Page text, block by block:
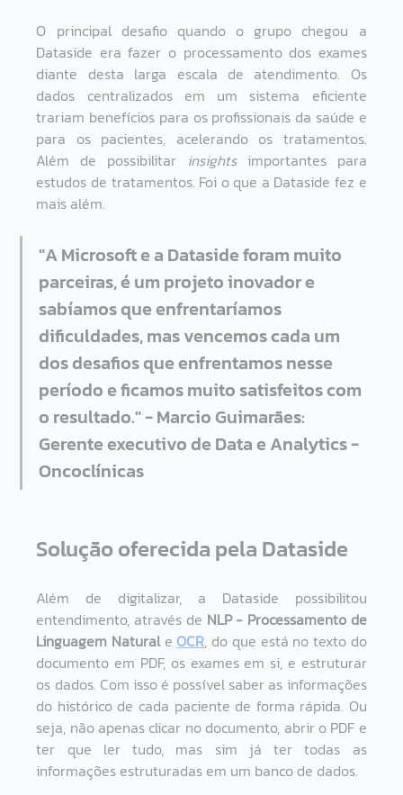
O principal desafio quando o grupo chegou a
Dataside era fazer o processamento dos exames
diante desta larga escala de atendimento. Os
dados centralizados em um sistema eficiente
trariam benefícios para os profissionais da saúde e
para os pacientes, acelerando os tratamentos.
Além de possibilitar insights importantes para
estudos de tratamentos. Foi o que a Dataside fez e
mais além.
"A Microsoft e a Dataside foram muito
parceiras, é um projeto inovador e
sabíamos que enfrentaríamos
dificuldades, mas vencemos cada um
dos desafios que enfrentamos nesse
período e ficamos muito satisfeitos com
o resultado." - Marcio Guimarães:
Gerente executivo de Data e Analytics -
Oncoclínicas
Solução oferecida pela Dataside
Além de digitalizar, a Dataside possibilitou
entendimento, através de NLP - Processamento de
Linguagem Natural e OCR, do que está no texto do
documento em PDF, os exames em si, e estruturar
os dados. Com isso é possível saber as informações
do histórico de cada paciente de forma rápida. Ou
seja, não apenas clicar no documento, abrir o PDF e
ter que ler tudo, mas sim já ter todas as
informações estruturadas em um banco de dados.